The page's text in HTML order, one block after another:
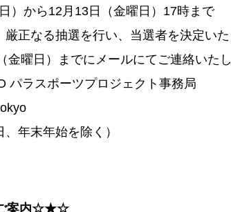
）から12月13日（金曜日）17時まで
正なる抽選を行い、当選者を決定いた
金曜日）までにメールにてご連絡いたし
パラスポーツプロジェクト事務局
年末年始を除く）
案内☆★☆